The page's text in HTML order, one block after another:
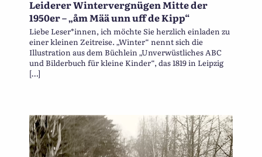
Leiderer Wintervergnügen Mitte der
1950er – „åm Mää unn uff de Kipp“
Liebe Leser*innen, ich möchte Sie herzlich einladen zu
einer kleinen Zeitreise. „Winter“ nennt sich die
Illustration aus dem Büchlein „Unverwüstliches ABC
und Bilderbuch für kleine Kinder“, das 1819 in Leipzig
[…]